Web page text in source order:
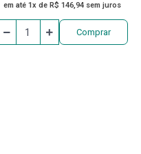
em até 1x de R$ 146,94 sem juros
Comprar